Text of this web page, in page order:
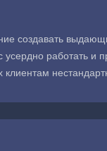
создавать
усердно работать и
клиентам